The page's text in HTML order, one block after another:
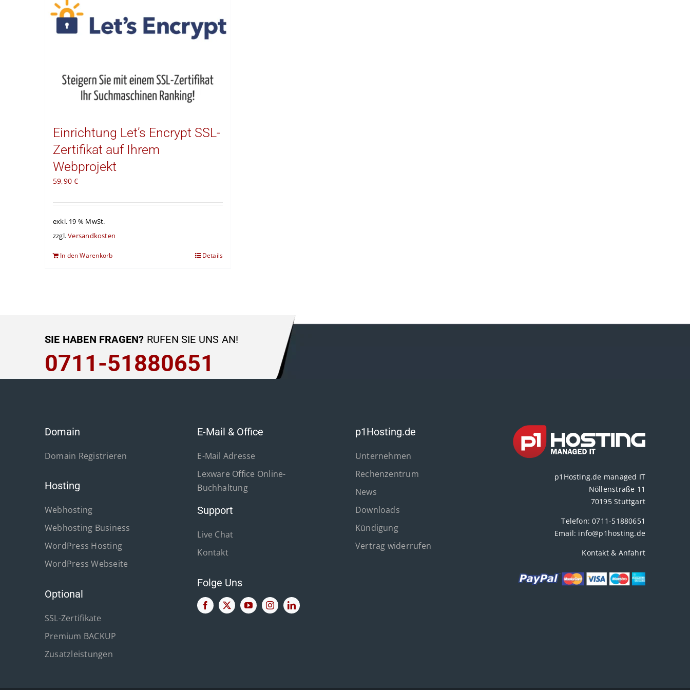
Einrichtung Let’s Encrypt SSL-
Zertifikat auf Ihrem
Webprojekt
59,90€
exkl. 19 % MwSt.
zzgl.Versandkosten
In den Warenkorb Details
SIE HABEN FRAGEN? RUFEN SIE UNS AN!
0711-51880651
Domain
Domain Registrieren
Hosting
Webhosting
Webhosting Business
WordPress Hosting
WordPress Webseite
Optional
SSL-Zertifikate
Premium BACKUP
Zusatzleistungen
E-Mail & Office
E-Mail Adresse
Lexware Office Online-
Buchhaltung
Support
Live Chat
Kontakt
Folge Uns
p1Hosting.de
Unternehmen
Rechenzentrum
News
Downloads
Kündigung
Vertrag widerrufen
p1Hosting.de managed IT
Nöllenstraße 11
70195 Stuttgart
Telefon:0711-51880651
Email: info@p1hosting.de
Kontakt & Anfahrt